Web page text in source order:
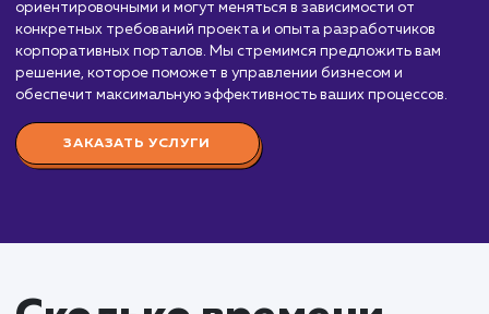
Простой корпоративный портал:От 200
до 500 000 рублей. Включает базовый
(форумы, блоги, система управления
стандартный дизайн, интеграцию с базовыми
системами компании.
корпоративными системами, поддержку